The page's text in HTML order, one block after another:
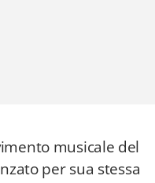
musicale del
per sua stessa